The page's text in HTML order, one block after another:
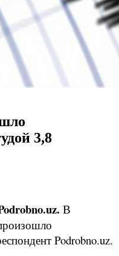
3,8
В
Podrobno.uz.